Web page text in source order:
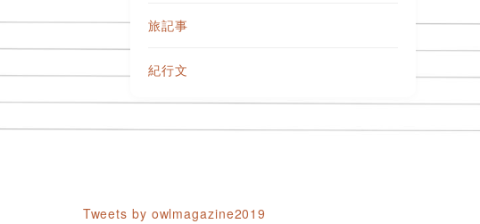
旅記事
紀行文
Tweets by owlmagazine2019